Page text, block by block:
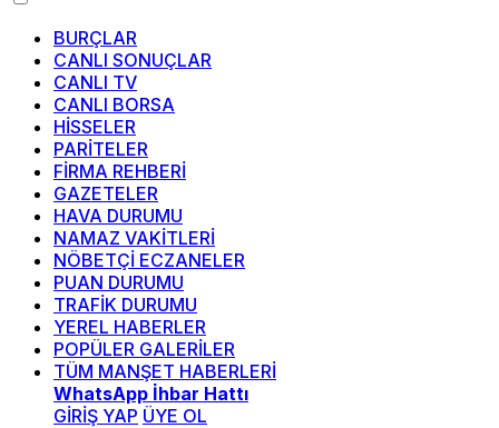
BURÇLAR
CANLI SONUÇLAR
CANLI TV
CANLI BORSA
HİSSELER
PARİTELER
FİRMA REHBERİ
GAZETELER
HAVA DURUMU
NAMAZ VAKİTLERİ
NÖBETÇİ ECZANELER
PUAN DURUMU
TRAFİK DURUMU
YEREL HABERLER
POPÜLER GALERİLER
TÜM MANŞET HABERLERİ
WhatsApp İhbar Hattı
GİRİŞ YAP ÜYE OL